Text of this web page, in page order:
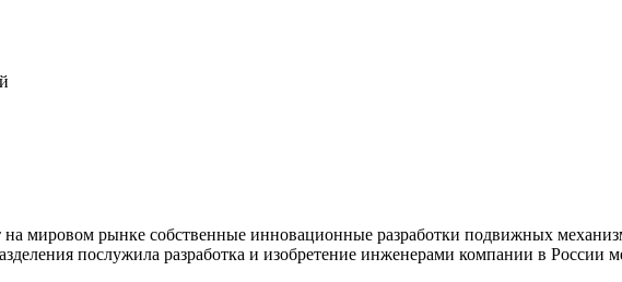
мировом рынке собственные инновационные разработки подвижных
послужила разработка и изобретение инженерами компании в России